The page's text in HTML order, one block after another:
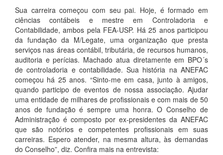
Sua carreira começou com seu pai. Hoje, é formado em
ciências contábeis e mestre em Controladoria e
Contabilidade, ambos pela FEA-USP. Há 25 anos participou
da fundação da M/Legate, uma organização que presta
serviços nas áreas contábil, tributária, de recursos humanos,
auditoria e perícias. Machado atua diretamente em BPO´s
de controladoria e contabilidade. Sua história na ANEFAC
começou há 25 anos. “Sinto-me em casa, junto à amigos,
quando participo de eventos de nossa associação. Ajudar
uma entidade de milhares de profissionais e com mais de 50
anos de fundação é sempre uma honra. O Conselho de
Administração é composto por ex-presidentes da ANEFAC
que são notórios e competentes profissionais em suas
carreiras. Espero atender, na mesma altura, às demandas
do Conselho”, diz. Confira mais na entrevista: